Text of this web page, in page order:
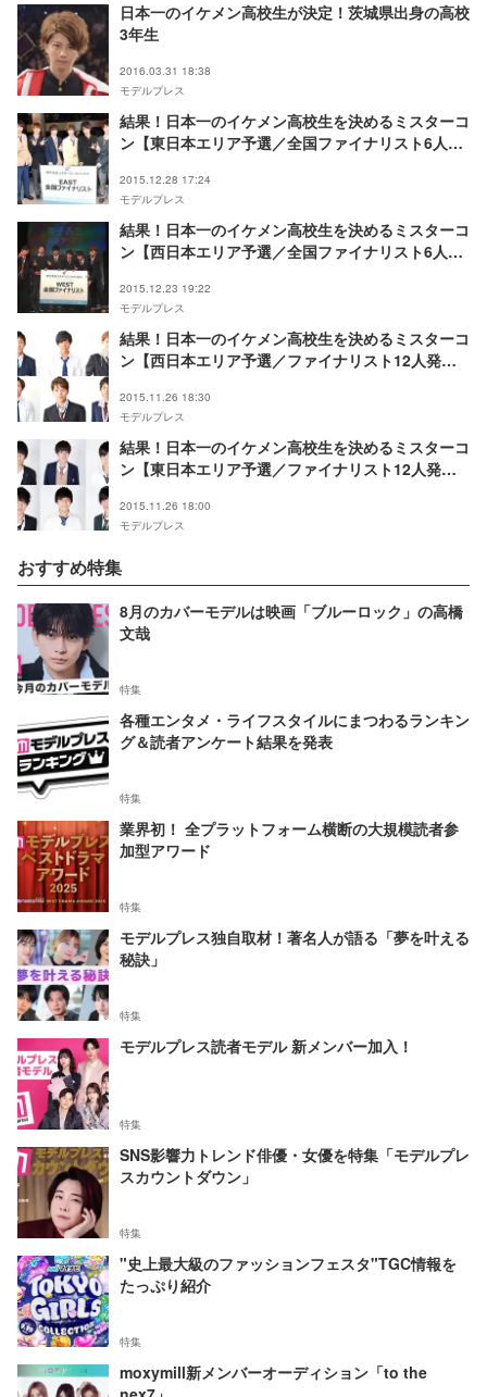
日本一のイケメン高校生が決定！茨城県出身の高校
3年生
2016.03.31 18:38
モデルプレス
結果！日本一のイケメン高校生を決めるミスターコ
ン【東日本エリア予選／全国ファイナリスト6人発
2015.12.28 17:24
モデルプレス
結果！日本一のイケメン高校生を決めるミスターコ
ン【西日本エリア予選／全国ファイナリスト6人発
2015.12.23 19:22
モデルプレス
結果！日本一のイケメン高校生を決めるミスターコ
ン【西日本エリア予選／ファイナリスト12人発
2015.11.26 18:30
モデルプレス
結果！日本一のイケメン高校生を決めるミスターコ
ン【東日本エリア予選／ファイナリスト12人発
2015.11.26 18:00
モデルプレス
おすすめ特集
8月のカバーモデルは映画「ブルーロック」の高橋
文哉
特集
各種エンタメ・ライフスタイルにまつわるランキン
グ＆読者アンケート結果を発表
特集
業界初！ 全プラットフォーム横断の大規模読者参
加型アワード
特集
モデルプレス独自取材！著名人が語る「夢を叶える
秘訣」
特集
モデルプレス読者モデル 新メンバー加入！
特集
SNS影響力トレンド俳優・女優を特集「モデルプレ
スカウントダウン」
特集
"史上最大級のファッションフェスタ"TGC情報を
たっぷり紹介
特集
moxymill新メンバーオーディション「to the